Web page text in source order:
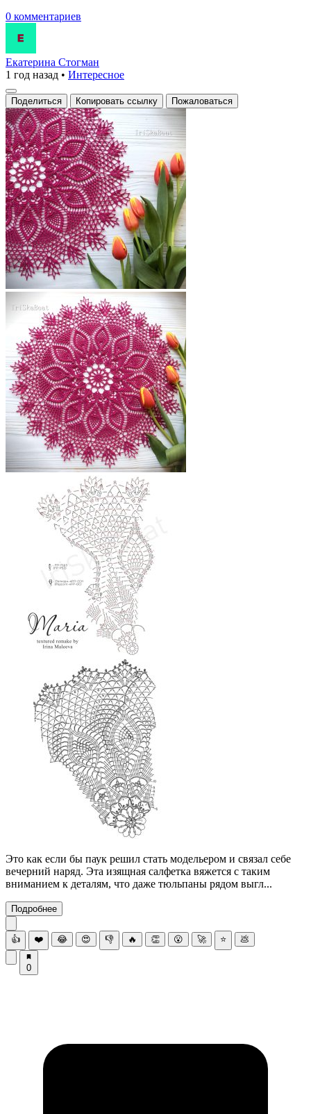
0 комментариев
Екатерина Стогман
1 год назад • Интересное
Поделиться Копировать ссылку Пожаловаться
Это как если бы паук решил стать модельером и связал себе
вечерний наряд. Эта изящная салфетка вяжется с таким
вниманием к деталям, что даже тюльпаны рядом выгл...
Подробнее
👍 ❤️ 😂 😍 👎 🔥 👏 😮 🚀 ⭐ 💩
0